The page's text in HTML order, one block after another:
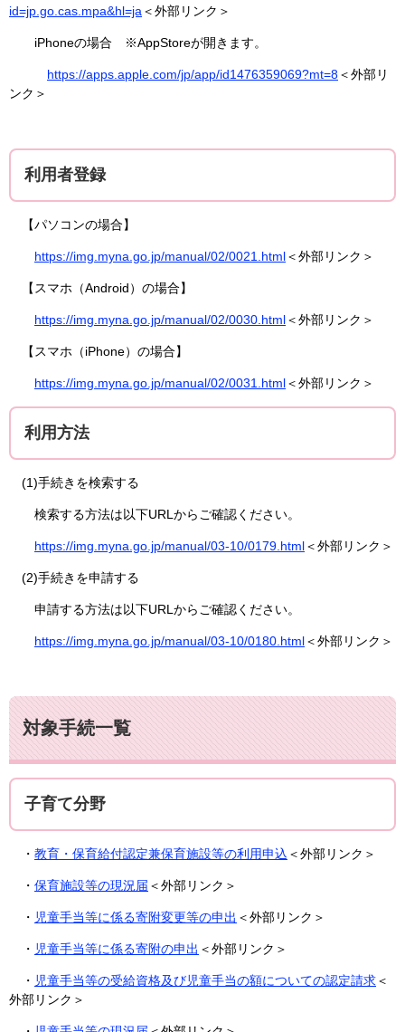
id=jp.go.cas.mpa&hl=ja ＜外部リンク＞
iPhoneの場合 ※AppStoreが開きます。
https://apps.apple.com/jp/app/id1476359069?mt=8＜外部リ
ンク＞
利用者登録
【パソコンの場合】
https://img.myna.go.jp/manual/02/0021.html＜外部リンク＞
【スマホ（Android）の場合】
https://img.myna.go.jp/manual/02/0030.html＜外部リンク＞
【スマホ（iPhone）の場合】
https://img.myna.go.jp/manual/02/0031.html＜外部リンク＞
利用方法
(1)手続きを検索する
検索する方法は以下URLからご確認ください。
https://img.myna.go.jp/manual/03-10/0179.html＜外部リンク＞
(2)手続きを申請する
申請する方法は以下URLからご確認ください。
https://img.myna.go.jp/manual/03-10/0180.html＜外部リンク＞
対象手続一覧
子育て分野
・ 教育・保育給付認定兼保育施設等の利用申込 ＜外部リンク＞
・ 保育施設等の現況届 ＜外部リンク＞
・ 児童手当等に係る寄附変更等の申出 ＜外部リンク＞
・ 児童手当等に係る寄附の申出 ＜外部リンク＞
・ 児童手当等の受給資格及び児童手当の額についての認定請求＜
外部リンク＞